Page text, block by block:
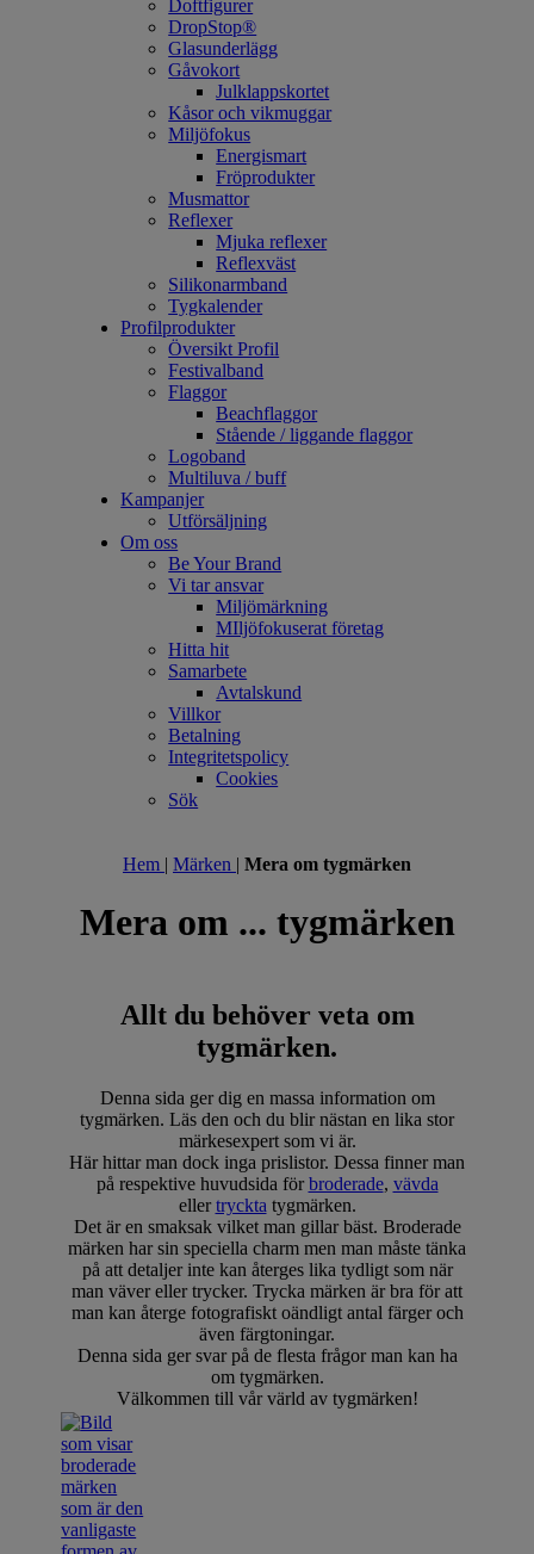
Doftfigurer
DropStop®
Glasunderlägg
Gåvokort
Julklappskortet
Kåsor och vikmuggar
Miljöfokus
Energismart
Fröprodukter
Musmattor
Reflexer
Mjuka reflexer
Reflexväst
Silikonarmband
Tygkalender
Profilprodukter
Översikt Profil
Festivalband
Flaggor
Beachflaggor
Stående / liggande flaggor
Logoband
Multiluva / buff
Kampanjer
Utförsäljning
Om oss
Be Your Brand
Vi tar ansvar
Miljömärkning
MIljöfokuserat företag
Hitta hit
Samarbete
Avtalskund
Villkor
Betalning
Integritetspolicy
Cookies
Sök
Hem | Märken | Mera om tygmärken
Mera om ... tygmärken
Allt du behöver veta om
tygmärken.
Denna sida ger dig en massa information om
tygmärken. Läs den och du blir nästan en lika stor
märkesexpert som vi är.
Här hittar man dock inga prislistor. Dessa finner man
på respektive huvudsida för broderade, vävda
eller tryckta tygmärken.
Det är en smaksak vilket man gillar bäst. Broderade
märken har sin speciella charm men man måste tänka
på att detaljer inte kan återges lika tydligt som när
man väver eller trycker. Trycka märken är bra för att
man kan återge fotografiskt oändligt antal färger och
även färgtoningar.
Denna sida ger svar på de flesta frågor man kan ha
om tygmärken.
Välkommen till vår värld av tygmärken!